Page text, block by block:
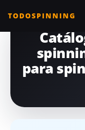
TODOSPINNING
para